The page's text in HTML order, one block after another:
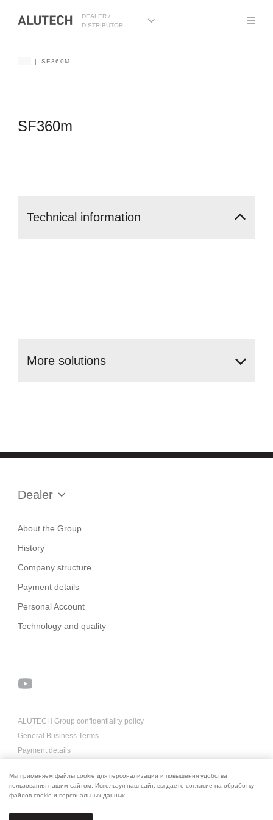
DEALER /
DISTRIBUTOR
SF360M
SF360m
Technical information
More solutions
Dealer
About the Group
History
Company structure
Payment details
Personal Account
Technology and quality
ALUTECH Group confidentiality policy
General Business Terms
Payment details
Мы применяем файлы cookie для персонализации и повышения удобства
пользования нашим сайтом. Используя наш сайт, вы даете согласие на обработку
файлов cookie и персональных данных.